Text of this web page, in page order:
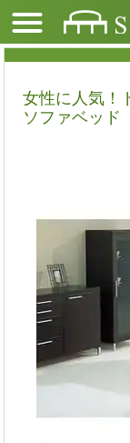
女性に人気！
ソファベッド